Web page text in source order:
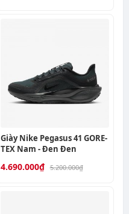
Giày Nike Pegasus 41 GORE-
TEX Nam - Đen Đen
4.690.000₫ 5.200.000₫